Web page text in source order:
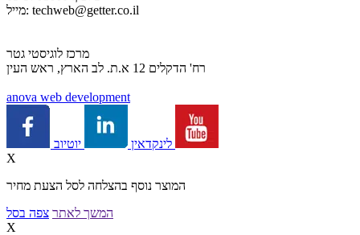
מייל: techweb@getter.co.il
מרכז לוגיסטי גטר
רח' הדקלים 12 א.ת. לב הארץ, ראש העין
anova web development
לינקדאין
X
המוצר נוסף בהצלחה לסל הצעת מחיר
המשך לאתר צפה בסל
X